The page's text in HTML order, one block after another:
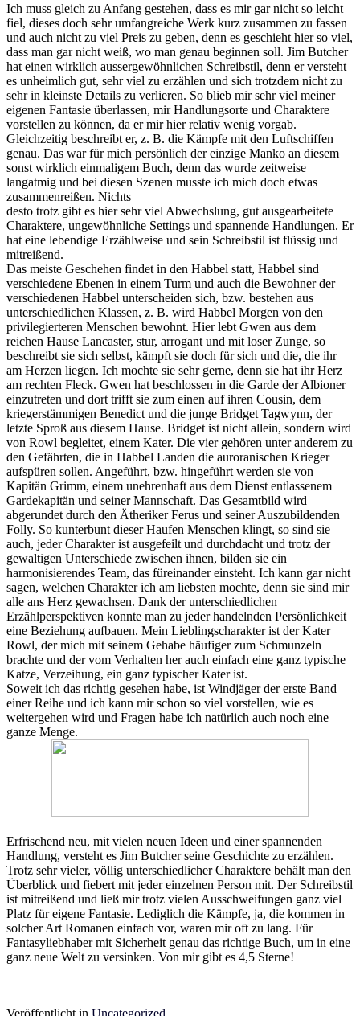
Ich muss gleich zu Anfang gestehen, dass es mir gar nicht so leicht
fiel, dieses doch sehr umfangreiche Werk kurz zusammen zu fassen
und auch nicht zu viel Preis zu geben, denn es geschieht hier so viel,
dass man gar nicht weiß, wo man genau beginnen soll. Jim Butcher
hat einen wirklich aussergewöhnlichen Schreibstil, denn er versteht
es unheimlich gut, sehr viel zu erzählen und sich trotzdem nicht zu
sehr in kleinste Details zu verlieren. So blieb mir sehr viel meiner
eigenen Fantasie überlassen, mir Handlungsorte und Charaktere
vorstellen zu können, da er mir hier relativ wenig vorgab.
Gleichzeitig beschreibt er, z. B. die Kämpfe mit den Luftschiffen
genau. Das war für mich persönlich der einzige Manko an diesem
sonst wirklich einmaligem Buch, denn das wurde zeitweise
langatmig und bei diesen Szenen musste ich mich doch etwas
zusammenreißen. Nichts
desto trotz gibt es hier sehr viel Abwechslung, gut ausgearbeitete
Charaktere, ungewöhnliche Settings und spannende Handlungen. Er
hat eine lebendige Erzählweise und sein Schreibstil ist flüssig und
mitreißend.
Das meiste Geschehen findet in den Habbel statt, Habbel sind
verschiedene Ebenen in einem Turm und auch die Bewohner der
verschiedenen Habbel unterscheiden sich, bzw. bestehen aus
unterschiedlichen Klassen, z. B. wird Habbel Morgen von den
privilegierteren Menschen bewohnt. Hier lebt Gwen aus dem
reichen Hause Lancaster, stur, arrogant und mit loser Zunge, so
beschreibt sie sich selbst, kämpft sie doch für sich und die, die ihr
am Herzen liegen. Ich mochte sie sehr gerne, denn sie hat ihr Herz
am rechten Fleck. Gwen hat beschlossen in die Garde der Albioner
einzutreten und dort trifft sie zum einen auf ihren Cousin, dem
kriegerstämmigen Benedict und die junge Bridget Tagwynn, der
letzte Sproß aus diesem Hause. Bridget ist nicht allein, sondern wird
von Rowl begleitet, einem Kater. Die vier gehören unter anderem zu
den Gefährten, die in Habbel Landen die auroranischen Krieger
aufspüren sollen. Angeführt, bzw. hingeführt werden sie von
Kapitän Grimm, einem unehrenhaft aus dem Dienst entlassenem
Gardekapitän und seiner Mannschaft. Das Gesamtbild wird
abgerundet durch den Ätheriker Ferus und seiner Auszubildenden
Folly. So kunterbunt dieser Haufen Menschen klingt, so sind sie
auch, jeder Charakter ist ausgefeilt und durchdacht und trotz der
gewaltigen Unterschiede zwischen ihnen, bilden sie ein
harmonisierendes Team, das füreinander einsteht. Ich kann gar nicht
sagen, welchen Charakter ich am liebsten mochte, denn sie sind mir
alle ans Herz gewachsen. Dank der unterschiedlichen
Erzählperspektiven konnte man zu jeder handelnden Persönlichkeit
eine Beziehung aufbauen. Mein Lieblingscharakter ist der Kater
Rowl, der mich mit seinem Gehabe häufiger zum Schmunzeln
brachte und der vom Verhalten her auch einfach eine ganz typische
Katze, Verzeihung, ein ganz typischer Kater ist.
Soweit ich das richtig gesehen habe, ist Windjäger der erste Band
einer Reihe und ich kann mir schon so viel vorstellen, wie es
weitergehen wird und Fragen habe ich natürlich auch noch eine
ganze Menge.
Erfrischend neu, mit vielen neuen Ideen und einer spannenden
Handlung, versteht es Jim Butcher seine Geschichte zu erzählen.
Trotz sehr vieler, völlig unterschiedlicher Charaktere behält man den
Überblick und fiebert mit jeder einzelnen Person mit. Der Schreibstil
ist mitreißend und ließ mir trotz vielen Ausschweifungen ganz viel
Platz für eigene Fantasie. Lediglich die Kämpfe, ja, die kommen in
solcher Art Romanen einfach vor, waren mir oft zu lang. Für
Fantasyliebhaber mit Sicherheit genau das richtige Buch, um in eine
ganz neue Welt zu versinken. Von mir gibt es 4,5 Sterne!
Veröffentlicht in Uncategorized